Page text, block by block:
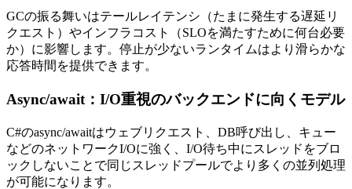
GCの振る舞いはテールレイテンシ（たまに発生する遅延リ
クエスト）やインフラコスト（SLOを満たすために何台必要
か）に影響します。停止が少ないランタイムはより滑らかな
応答時間を提供できます。
Async/await：I/O重視のバックエンドに向くモデル
C#のasync/awaitはウェブリクエスト、DB呼び出し、キュー
などのネットワークI/Oに強く、I/O待ち中にスレッドをブロ
ックしないことで同じスレッドプールでより多くの並列処理
が可能になります。